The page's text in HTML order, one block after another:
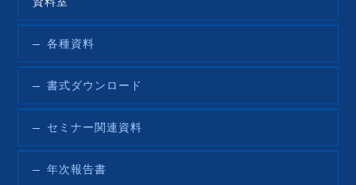
各種資料
書式ダウンロード
セミナー関連資料
年次報告書